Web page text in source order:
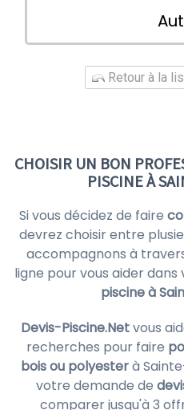
Retour à la
CHOISIR UN BON
PISCINE À
Si vous décidez de faire
devrez choisir entre
accompagnons à
ligne pour vous aider dans
piscine à
Devis-Piscine.Netvous
recherches pour faire
bois ou polyesterà
votre demande de
comparer jusqu'à 3